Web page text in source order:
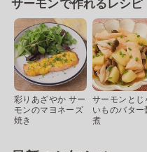
サーモンで作れるレシピ
彩りあざやか サー
モンのマヨネーズ
焼き
サーモンとじ
いものバター
煮